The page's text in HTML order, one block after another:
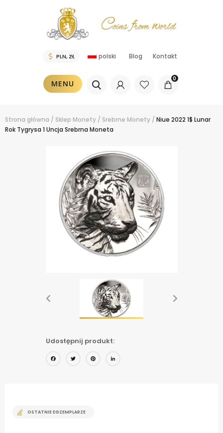
polski Blog Kontakt
MENU
0
Strona główna / Sklep Monety / Srebrne Monety / Niue 2022 1$ Lunar
Rok Tygrysa 1 Uncja Srebrna Moneta
Udostępnij produkt:
Facebook
TwitterPinterest
OSTATNIE EGZEMPLARZE